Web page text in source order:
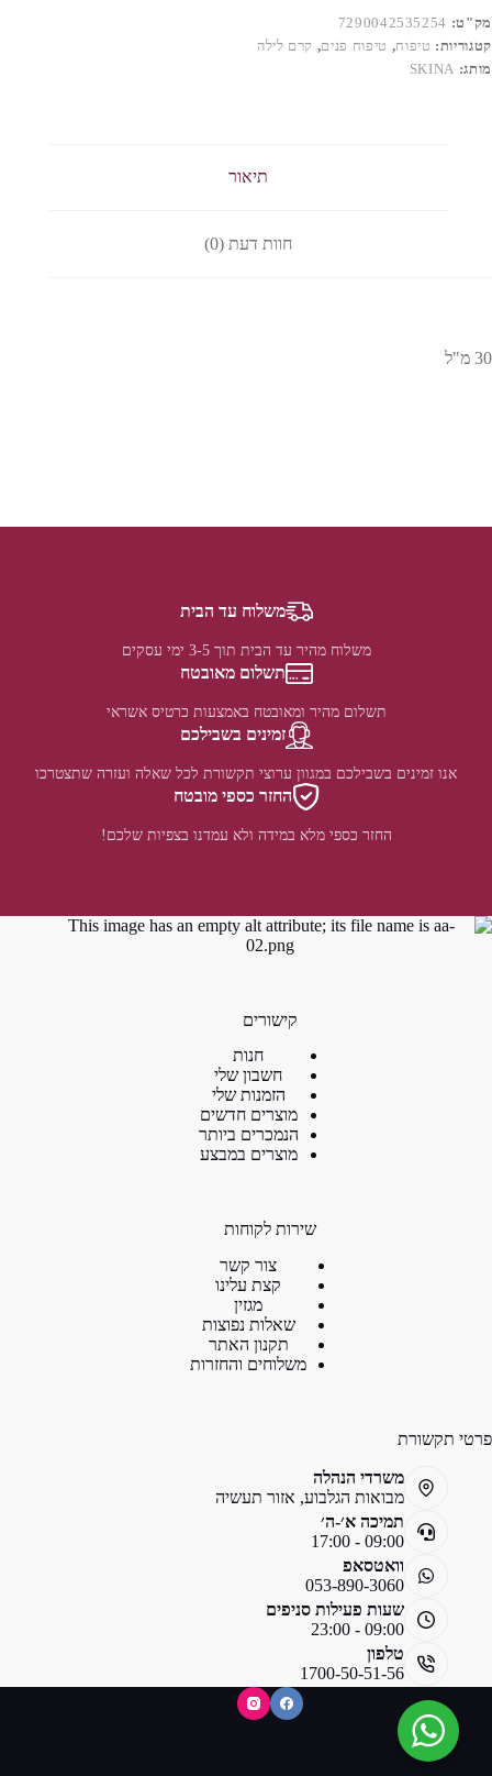
מק"ט: 7290042535254
קטגוריות: טיפוח, טיפוח פנים, קרם לילה
מותג: SKINA
תיאור
חוות דעת (0)
30 מ"ל
משלוח עד הבית
משלוח מהיר עד הבית תוך 3-5 ימי עסקים
תשלום מאובטח
תשלום מהיר ומאובטח באמצעות כרטיס אשראי
זמינים בשבילכם
אנו זמינים בשבילכם במגוון ערוצי תקשורת לכל שאלה ועזרה שתצטרכו
החזר כספי מובטח
החזר כספי מלא במידה ולא עמדנו בצפיות שלכם!
קישורים
חנות
חשבון שלי
הזמנות שלי
מוצרים חדשים
הנמכרים ביותר
מוצרים במבצע
שירות לקוחות
צור קשר
קצת עלינו
מגזין
שאלות נפוצות
תקנון האתר
משלוחים והחזרות
פרטי תקשורת
משרדי הנהלה
מבואות הגלבוע, אזור תעשיה
תמיכה א׳-ה׳
09:00 - 17:00
וואטסאפ
053-890-3060
שעות פעילות סניפים
09:00 - 23:00
טלפון
1700-50-51-56